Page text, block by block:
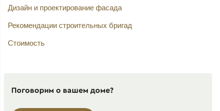
Дизайн и проектирование фасада
Рекомендации строительных бригад
Стоимость
Поговорим о вашем доме?